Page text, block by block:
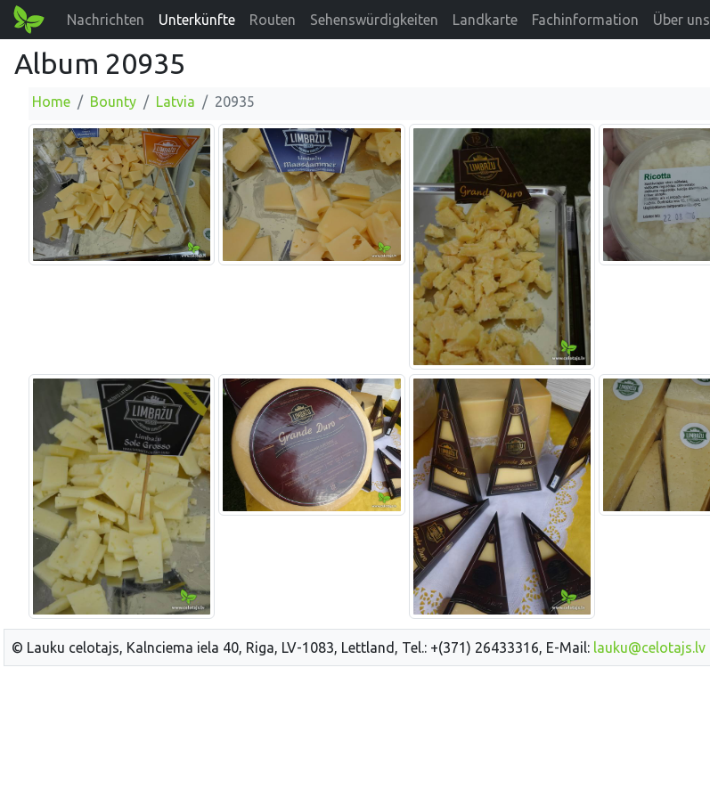
Nachrichten Unterkünfte Routen Sehenswürdigkeiten Landkarte Fachinformation Über uns
Album 20935
Home Bounty Latvia 20935
© Lauku celotajs, Kalnciema iela 40, Riga, LV-1083, Lettland, Tel.: +(371) 26433316, E-Mail: lauku@celotajs.lv